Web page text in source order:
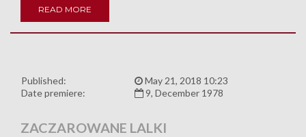
READ MORE
Published:
May 21, 2018 10:23
Date premiere:
9, December 1978
ZACZAROWANE LALKI